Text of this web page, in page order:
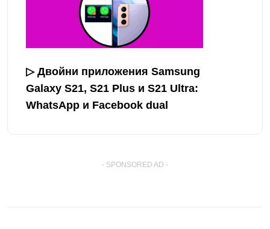
▷ Двойни приложения Samsung
Galaxy S21, S21 Plus и S21 Ultra:
WhatsApp и Facebook dual
- SPONSORED AD -